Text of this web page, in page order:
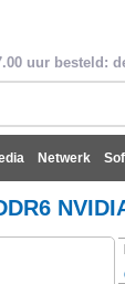
uur besteld:
Netwerk